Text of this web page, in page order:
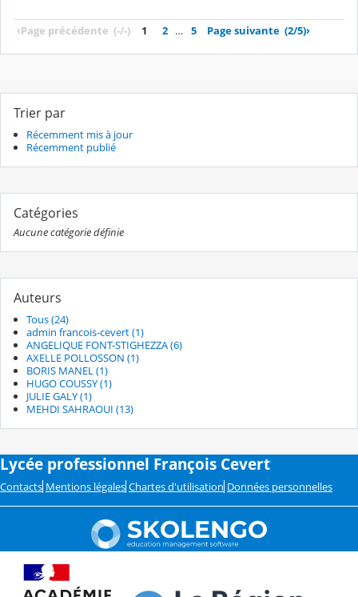
‹Page précédente (-/-) 1 2 … 5 Page suivante (2/5)›
Trier par
Récemment mis à jour
Récemment publié
Catégories
Aucune catégorie définie
Auteurs
Tous (24)
admin francois-cevert (1)
ANGELIQUE FONT-STIGHEZZA (6)
AXELLE POLLOSSON (1)
BORIS MANEL (1)
HUGO COUSSY (1)
JULIE GALY (1)
MEHDI SAHRAOUI (13)
Lycée professionnel François Cevert
Contacts Mentions légales Chartes d'utilisation Données personnelles